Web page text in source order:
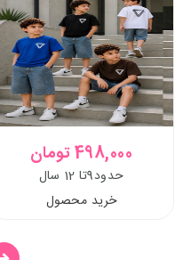
498,000 تومان
حدود9تا 12 سال
خرید محصول